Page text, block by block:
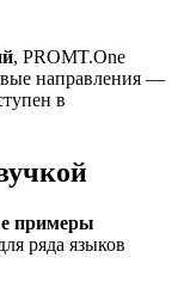
, PROMT.One
направления —
в
примеры
ряда языков